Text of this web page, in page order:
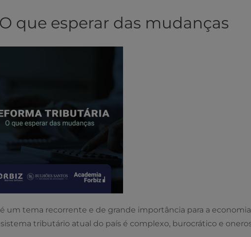
que esperar das mudanças
um tema recorrente e de grande importância para a
tributário atual do país é complexo, burocrático e